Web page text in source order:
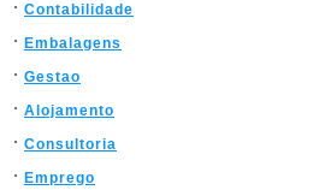
Contabilidade
Embalagens
Gestao
Alojamento
Consultoria
Emprego